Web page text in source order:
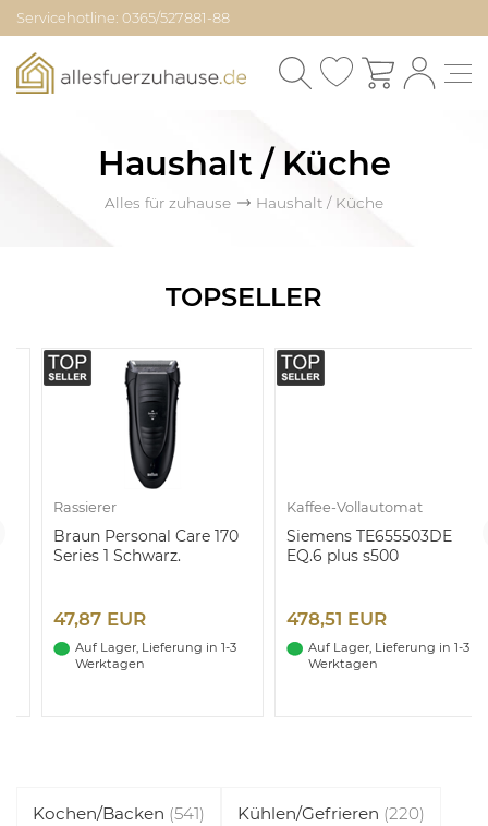
Servicehotline: 0365/527881-88
Haushalt / Küche
Alles für zuhause Haushalt / Küche
TOPSELLER
Rassierer
Braun Personal Care 170
Series 1 Schwarz.
47,87 EUR
Auf Lager, Lieferung in 1-3
Werktagen
Kaffee-Vollautomat
Siemens TE655503DE
EQ.6 plus s500
478,51 EUR
Auf Lager, Lieferung in 1-3
Werktagen
Kochen/Backen (541) Kühlen/Gefrieren (220)